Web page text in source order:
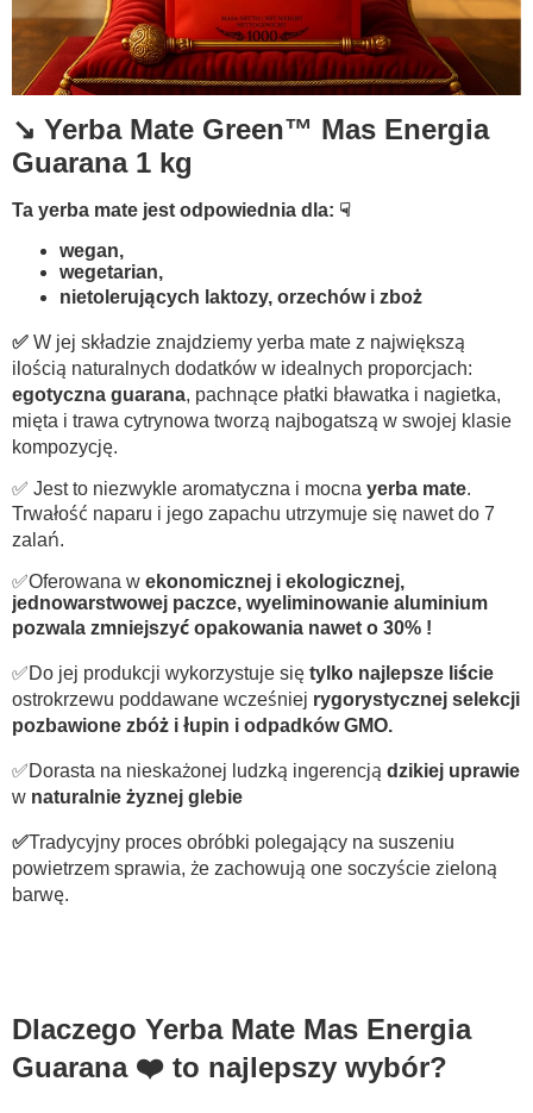
↘️ Yerba Mate Green™ Mas Energia
Guarana 1 kg
Ta yerba mate jest odpowiednia dla: ☟
wegan,
wegetarian,
nietolerujących laktozy, orzechów i zboż
✅ W jej składzie znajdziemy yerba mate z największą
ilością naturalnych dodatków w idealnych proporcjach:
egotyczna guarana, pachnące płatki bławatka i nagietka,
mięta i trawa cytrynowa tworzą najbogatszą w swojej klasie
kompozycję.
✅ Jest to niezwykle aromatyczna i mocna yerba mate.
Trwałość naparu i jego zapachu utrzymuje się nawet do 7
zalań.
✅Oferowana w ekonomicznej i ekologicznej,
jednowarstwowej paczce, wyeliminowanie aluminium
pozwala zmniejszyć opakowania nawet o 30% !
✅Do jej produkcji wykorzystuje się tylko najlepsze liście
ostrokrzewu poddawane wcześniej rygorystycznej selekcji
pozbawione zbóż i łupin i odpadków GMO.
✅Dorasta na nieskażonej ludzką ingerencją dzikiej uprawie
w naturalnie żyznej glebie
✅Tradycyjny proces obróbki polegający na suszeniu
powietrzem sprawia, że zachowują one soczyście zieloną
barwę.
Dlaczego Yerba Mate Mas Energia
Guarana ❤️ to najlepszy wybór?